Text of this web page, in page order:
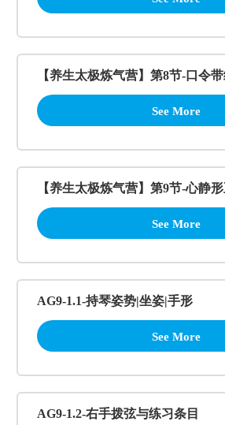
【养生太极炼气营】第8节-口令
See More
【养生太极炼气营】第9节-心静
See More
AG9-1.1-持琴姿势|坐姿|手形
See More
AG9-1.2-右手拨弦与练习条目